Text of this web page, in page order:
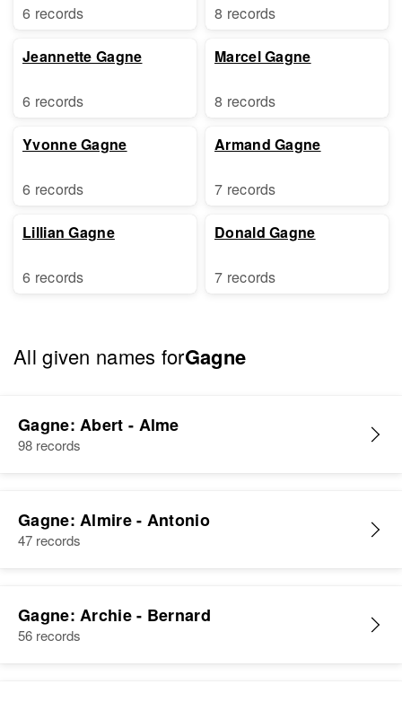
6 records
Jeannette Gagne
6 records
Yvonne Gagne
6 records
Lillian Gagne
6 records
8 records
Marcel Gagne
8 records
Armand Gagne
7 records
Donald Gagne
7 records
All given names forGagne
Gagne: Abert - Alme
98 records
Gagne: Almire - Antonio
47 records
Gagne: Archie - Bernard
56 records